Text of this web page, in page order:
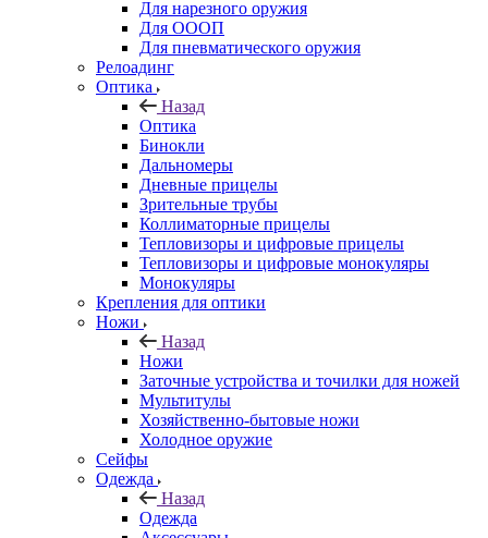
Для нарезного оружия
Для ОООП
Для пневматического оружия
Релоадинг
Оптика
Назад
Оптика
Бинокли
Дальномеры
Дневные прицелы
Зрительные трубы
Коллиматорные прицелы
Тепловизоры и цифровые прицелы
Тепловизоры и цифровые монокуляры
Монокуляры
Крепления для оптики
Ножи
Назад
Ножи
Заточные устройства и точилки для ножей
Мультитулы
Хозяйственно-бытовые ножи
Холодное оружие
Сейфы
Одежда
Назад
Одежда